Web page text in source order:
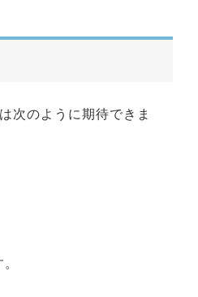
次のように期待できま